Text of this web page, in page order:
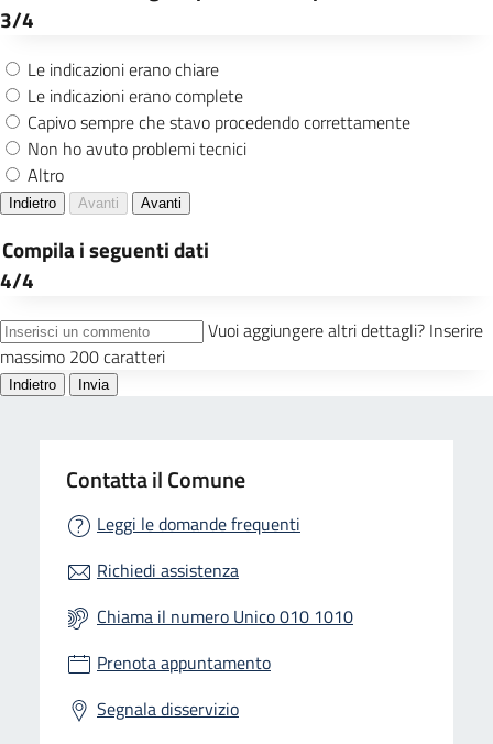
Contatta il Comune
Leggi le domande frequenti
Richiedi assistenza
Chiama il numero Unico 010 1010
Prenota appuntamento
Segnala disservizio